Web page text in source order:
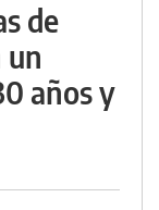
de
un
años y